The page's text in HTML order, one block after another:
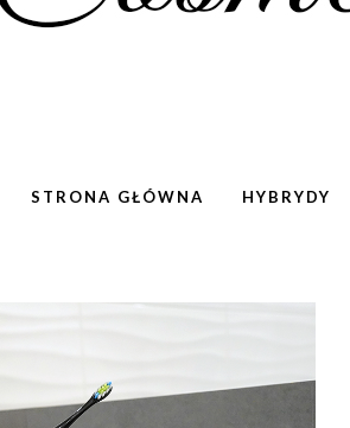
STRONA GŁÓWNA HYBRYDY